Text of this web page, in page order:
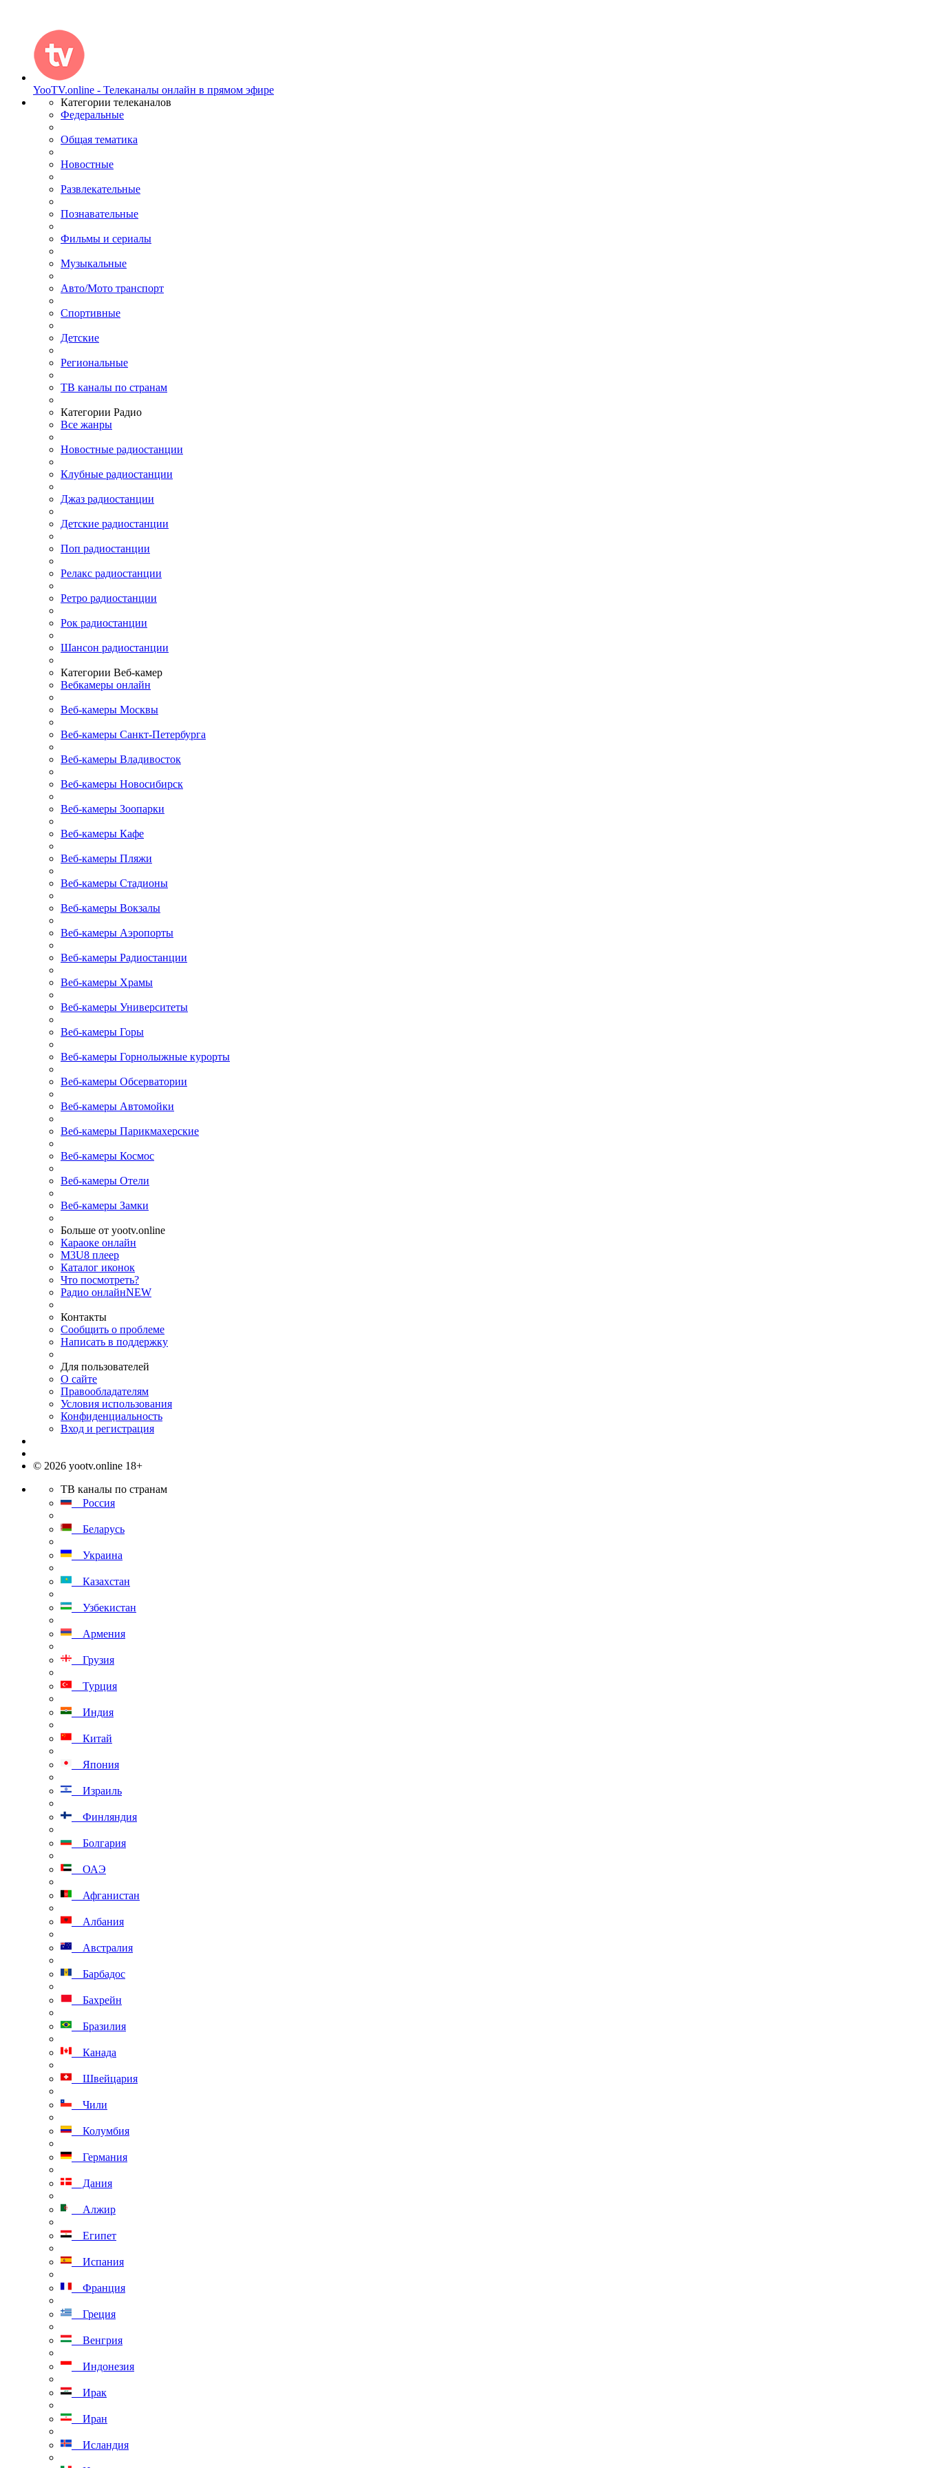
YooTV.online - Телеканалы онлайн в прямом эфире
Категории телеканалов
Федеральные
Общая тематика
Новостные
Развлекательные
Познавательные
Фильмы и сериалы
Музыкальные
Авто/Мото транспорт
Спортивные
Детские
Региональные
ТВ каналы по странам
Категории Радио
Все жанры
Новостные радиостанции
Клубные радиостанции
Джаз радиостанции
Детские радиостанции
Поп радиостанции
Релакс радиостанции
Ретро радиостанции
Рок радиостанции
Шансон радиостанции
Категории Веб-камер
Вебкамеры онлайн
Веб-камеры Москвы
Веб-камеры Санкт-Петербурга
Веб-камеры Владивосток
Веб-камеры Новосибирск
Веб-камеры Зоопарки
Веб-камеры Кафе
Веб-камеры Пляжи
Веб-камеры Стадионы
Веб-камеры Вокзалы
Веб-камеры Аэропорты
Веб-камеры Радиостанции
Веб-камеры Храмы
Веб-камеры Университеты
Веб-камеры Горы
Веб-камеры Горнолыжные курорты
Веб-камеры Обсерватории
Веб-камеры Автомойки
Веб-камеры Парикмахерские
Веб-камеры Космос
Веб-камеры Отели
Веб-камеры Замки
Больше от yootv.online
Караоке онлайн
M3U8 плеер
Каталог иконок
Что посмотреть?
Радио онлайнNEW
Контакты
Сообщить о проблеме
Написать в поддержку
Для пользователей
О сайте
Правообладателям
Условия использования
Конфиденциальность
Вход и регистрация
© 2026 yootv.online 18+
ТВ каналы по странам
Россия
Беларусь
Украина
Казахстан
Узбекистан
Армения
Грузия
Турция
Индия
Китай
Япония
Израиль
Финляндия
Болгария
ОАЭ
Афганистан
Албания
Австралия
Барбадос
Бахрейн
Бразилия
Канада
Швейцария
Чили
Колумбия
Германия
Дания
Алжир
Египет
Испания
Франция
Греция
Венгрия
Индонезия
Ирак
Иран
Исландия